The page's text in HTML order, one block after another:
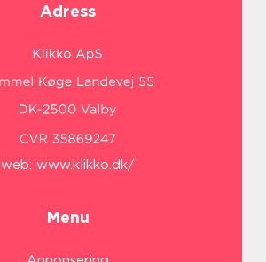
Adress
web: www.klikko.dk/
Menu